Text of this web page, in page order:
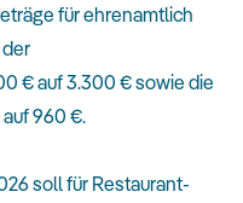
für ehrenamtlich
€ auf 3.300 € sowie die
960 €.
soll für Restaurant-